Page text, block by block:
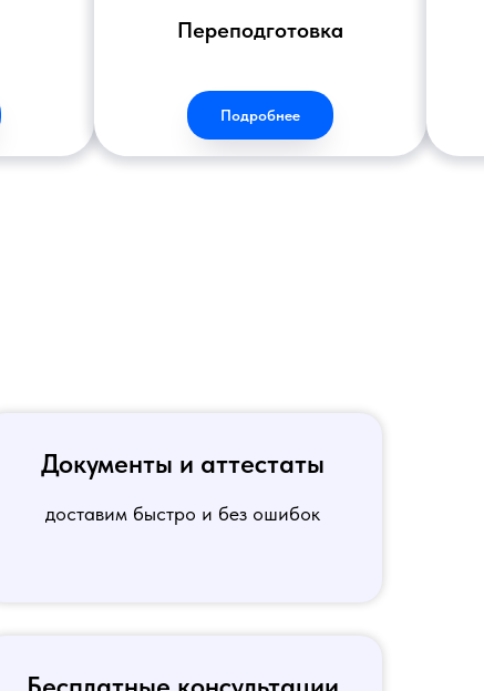
Переподготовка
Подробнее
Документы и аттестаты
доставим быстро и без ошибок